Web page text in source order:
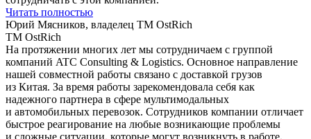
Читать полностью
Юрий Мясников, владелец ТМ OstRich
ТМ OstRich
На протяжении многих лет мы сотрудничаем с группой
компаний ATC Consulting & Logistics. Основное направление
нашей совместной работы связано с доставкой грузов
из Китая. За время работы зарекомендовала себя как
надежного партнера в сфере мультимодальных
и автомобильных перевозок. Сотрудников компании отличает
быстрое реагирование на любые возникающие проблемы